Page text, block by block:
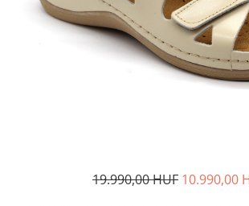
Női nyitott papucs - DOSS
Női szandál - DOSS
Férfi nyitott papucs - DOSS
Női nyitott papucs - Medi+
19.990,00 HUF 10.990,00